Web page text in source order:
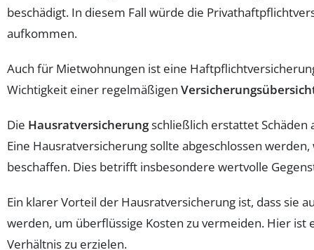
beschädigt. In diesem Fall würde die
aufkommen.
Auch für Mietwohnungen ist eine
Wichtigkeit einer regelmäßigen
Die Hausratversicherungschließlich erstattet Schäden
Eine Hausratversicherung sollte abgeschlossen
beschaffen. Dies betrifft insbesondere wertvolle
Ein klarer Vorteil der Hausratversicherung ist, dass sie
werden, um überflüssige Kosten zu vermeiden. Hier
Verhältnis zu erzielen.